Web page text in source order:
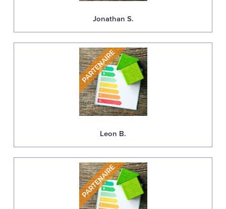
Jonathan S.
Leon B.